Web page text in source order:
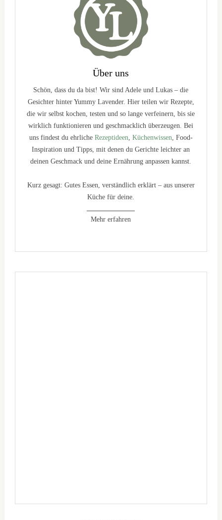
Über uns
Schön, dass du da bist! Wir sind Adele und Lukas – die
Gesichter hinter Yummy Lavender. Hier teilen wir Rezepte,
die wir selbst kochen, testen und so lange verfeinern, bis sie
wirklich funktionieren und geschmacklich überzeugen. Bei
uns findest du ehrliche Rezeptideen Küchenwissen , Food-
Inspiration und Tipps, mit denen du Gerichte leichter an
deinen Geschmack und deine Ernährung anpassen kannst.
Kurz gesagt: Gutes Essen, verständlich erklärt – aus unserer
Küche für deine.
Mehr erfahren